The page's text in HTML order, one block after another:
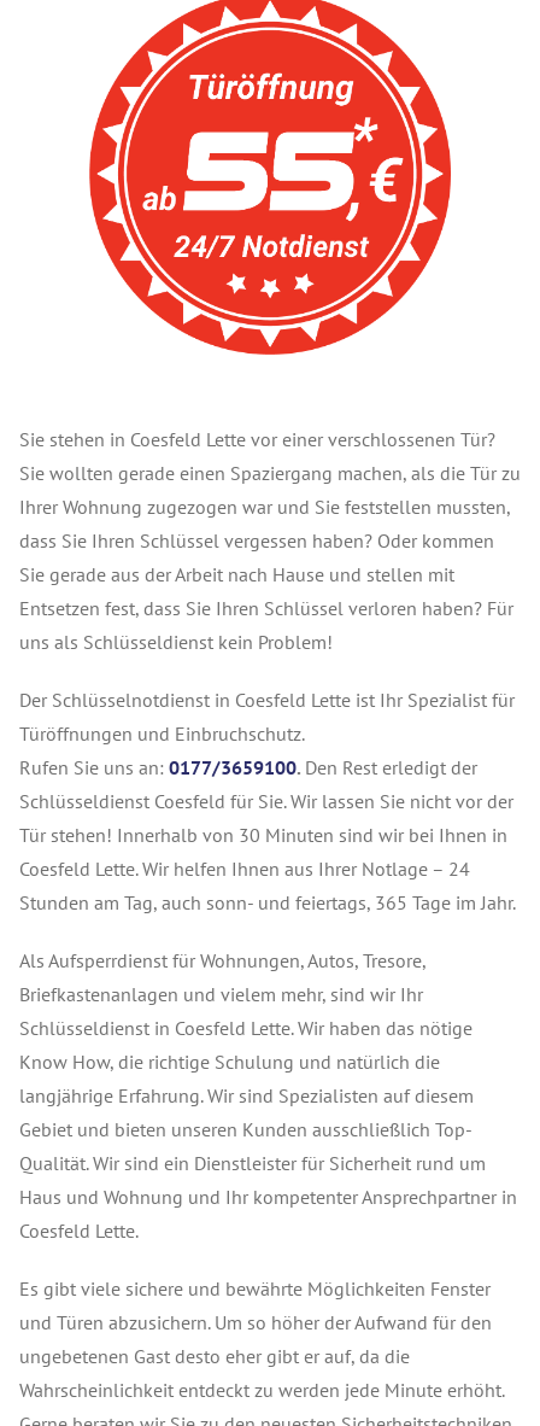
Sie stehen in Coesfeld Lette vor einer verschlossenen Tür?
Sie wollten gerade einen Spaziergang machen, als die Tür zu
Ihrer Wohnung zugezogen war und Sie feststellen mussten,
dass Sie Ihren Schlüssel vergessen haben? Oder kommen
Sie gerade aus der Arbeit nach Hause und stellen mit
Entsetzen fest, dass Sie Ihren Schlüssel verloren haben? Für
uns als Schlüsseldienst kein Problem!
Der Schlüsselnotdienst in Coesfeld Lette ist Ihr Spezialist für
Türöffnungen und Einbruchschutz.
Rufen Sie uns an: 0177/3659100. Den Rest erledigt der
Schlüsseldienst Coesfeld für Sie. Wir lassen Sie nicht vor der
Tür stehen! Innerhalb von 30 Minuten sind wir bei Ihnen in
Coesfeld Lette. Wir helfen Ihnen aus Ihrer Notlage – 24
Stunden am Tag, auch sonn- und feiertags, 365 Tage im Jahr.
Als Aufsperrdienst für Wohnungen, Autos, Tresore,
Briefkastenanlagen und vielem mehr, sind wir Ihr
Schlüsseldienst in Coesfeld Lette. Wir haben das nötige
Know How, die richtige Schulung und natürlich die
langjährige Erfahrung. Wir sind Spezialisten auf diesem
Gebiet und bieten unseren Kunden ausschließlich Top-
Qualität. Wir sind ein Dienstleister für Sicherheit rund um
Haus und Wohnung und Ihr kompetenter Ansprechpartner in
Coesfeld Lette.
Es gibt viele sichere und bewährte Möglichkeiten Fenster
und Türen abzusichern. Um so höher der Aufwand für den
ungebetenen Gast desto eher gibt er auf, da die
Wahrscheinlichkeit entdeckt zu werden jede Minute erhöht.